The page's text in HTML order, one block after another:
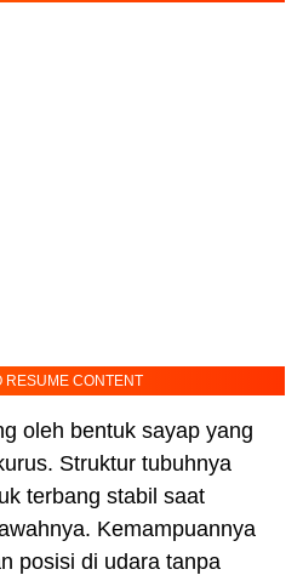
RESUME CONTENT
oleh bentuk sayap yang
Struktur tubuhnya
terbang stabil saat
Kemampuannya
posisi di udara tanpa